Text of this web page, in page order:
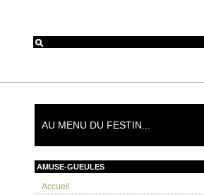
AU MENU DU FESTIN...
AMUSE-GUEULES
Accueil